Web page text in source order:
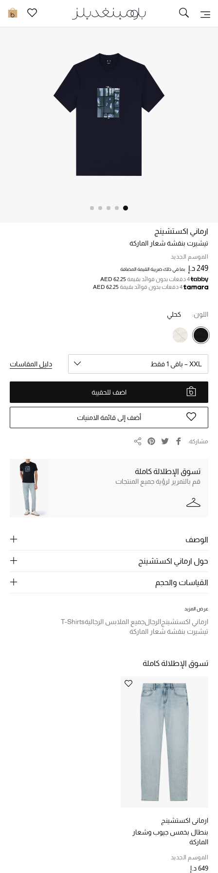
0 تخفيضات
مزيد من التخفيضات
خصم حتى 70%
تسوقوا الآن
ما وصلنا حديثاً
ما وصلنا حديثاً
الموسم الجديد
النساء
الحقائب النسائية
أحذية النسائية
الأطفال
مستلزمات المنزل
نسوقوا أحدث ما وصلنا
خصومات
ما وصلنا حديثاً
ركن أناقة المنتجعات
حصريًا عبر الإنترنت
جميع إصدارتنا النسائية
الحب للمحلي
الملابس الرياضية النسائية
ارماني اكستشينج
تيشيرت بنقشة شعار الماركة
الموسم الجديد
249 د.إ بما في ذلك ضريبة القيمة المضافة
4 دفعات بدون فوائد بقيمة
AED 62.25
4 دفعات بدون فوائد بقيمة
AED 62.25
اللون: كحلي
XXL – باقي 1 فقط دليل المقاسات
اضف للحقيبة
أضف إلى قائمة الامنيات
مشاركة
تسوق الإطلالة كاملة
قم بالتمرير لرؤية جميع المنتجات
الوصف
حول ارماني اكستشينج
القياسات والحجم
عرض المزيد
ارماني اكستشينجالرجالجميع الملابس الرجاليةT-Shirts
تيشيرت بنقشة شعار الماركة
تسوق الإطلالة كاملة
ارماني اكستشينج
بنطال بخمس جيوب وشعار
الماركة
الموسم الجديد
649 د.إ